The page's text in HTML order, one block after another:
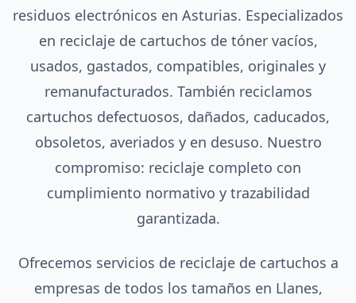
residuos electrónicos en Asturias. Especializados
en reciclaje de cartuchos de tóner vacíos,
usados, gastados, compatibles, originales y
remanufacturados. También reciclamos
cartuchos defectuosos, dañados, caducados,
obsoletos, averiados y en desuso. Nuestro
compromiso: reciclaje completo con
cumplimiento normativo y trazabilidad
garantizada.
Ofrecemos servicios de reciclaje de cartuchos a
empresas de todos los tamaños en Llanes,